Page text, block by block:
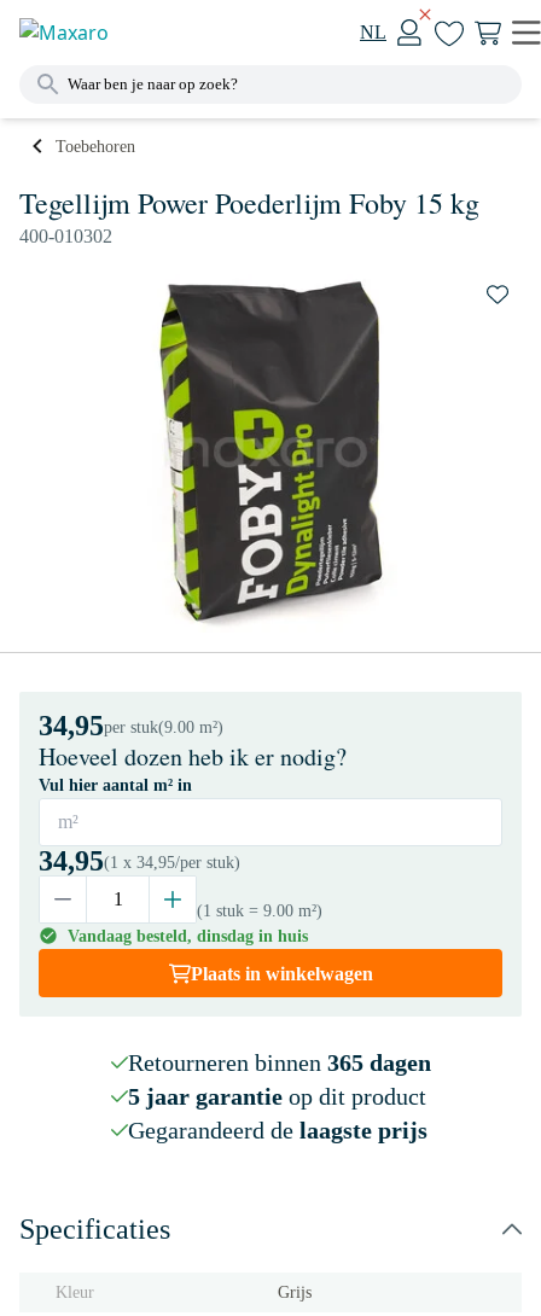
NL
Toebehoren
Tegellijm Power Poederlijm Foby 15 kg
400-010302
34,95per stuk(9.00 m²)
Hoeveel dozen heb ik er nodig?
Vul hier aantal m² in
m²
34,95(1 x 34,95/per stuk)
(1 stuk = 9.00 m²)
Vandaag besteld, dinsdag in huis
Plaats in winkelwagen
Retourneren binnen 365 dagen
5 jaar garantieop dit product
Gegarandeerd de laagste prijs
Specificaties
Kleur Grijs